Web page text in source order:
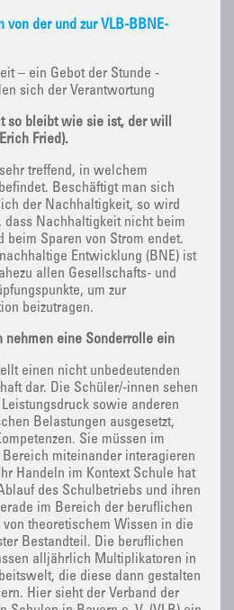
von der und zur VLB-BBNE-
– ein Gebot der Stunde -
sich der Verantwortung
so bleibt wie sie ist, der will
Fried).
treffend, in welchem
Beschäftigt man sich
der Nachhaltigkeit, so wird
Nachhaltigkeit nicht beim
beim Sparen von Strom endet.
Entwicklung (BNE) ist
allen Gesellschafts- und
um zur
beizutragen.
nehmen eine Sonderrolle ein
einen nicht unbedeutenden
dar. Die Schüler/-innen sehen
sowie anderen
Belastungen ausgesetzt,
Sie müssen im
miteinander interagieren
Handeln im Kontext Schule hat
des Schulbetriebs und ihren
im Bereich der beruflichen
theoretischem Wissen in die
Bestandteil. Die beruflichen
alljährlich Multiplikatoren in
die diese dann gestalten
Hier sieht der Verband der